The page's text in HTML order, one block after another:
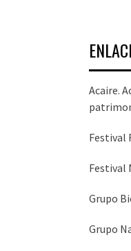
Acaire.
Festival
Festival
Grupo
Grupo